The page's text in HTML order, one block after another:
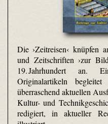
Die ›Zeitreisen‹ knüpfen
und Zeitschriften ›zur
19. Jahrhundert an.
Originalartikeln
überraschend aktuellen
Kultur- und
redigiert, in aktueller